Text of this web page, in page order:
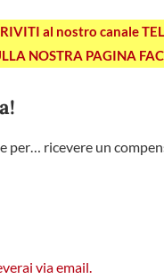
al nostro canale
NOSTRA PAGINA
per… ricevere un
via email.